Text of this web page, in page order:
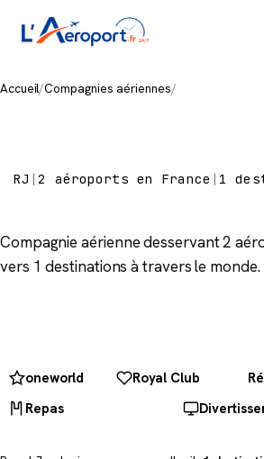
Accueil/Compagnies aériennes/
RJ |2 aéroports en France | 1
Compagnie aérienne desservant 2
vers 1 destinations à travers le monde.
oneworld Royal Club
Repas